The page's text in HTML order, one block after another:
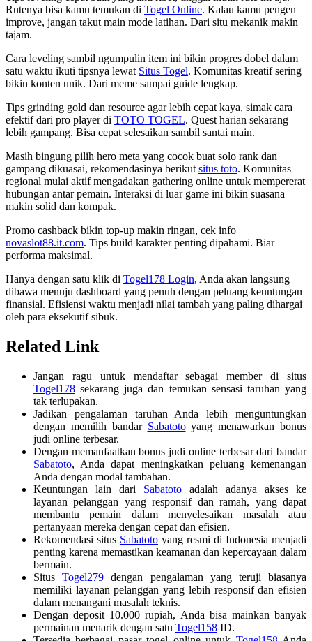
Rutenya bisa kamu temukan di Togel Online. Kalau kamu pengen
improve, jangan takut main mode latihan. Dari situ mekanik makin
tajam.
Cara leveling sambil ngumpulin item ini bikin progres dobel dalam
satu waktu ikuti tipsnya lewat Situs Togel. Komunitas kreatif sering
bikin konten unik. Dari meme sampai guide lengkap.
Tips grinding gold dan resource agar lebih cepat kaya, simak cara
efektif dari pro player di TOTO TOGEL. Quest harian sekarang
lebih gampang. Bisa cepat selesaikan sambil santai main.
Masih bingung pilih hero meta yang cocok buat solo rank dan
gampang dikuasai, rekomendasinya berikut situs toto. Komunitas
regional mulai aktif mengadakan gathering online untuk mempererat
hubungan antar pemain. Interaksi di luar game ini bikin suasana
makin solid dan kompak.
Promo cashback bikin top-up makin ringan, cek info
novaslot88.it.com. Tips build karakter penting dipahami. Biar
performa maksimal.
Hanya dengan satu klik di Togel178 Login, Anda akan langsung
dibawa menuju dashboard yang penuh dengan peluang keuntungan
finansial. Efisiensi waktu menjadi nilai tambah yang paling dihargai
oleh para eksekutif sibuk.
Related Link
Jangan ragu untuk mendaftar sebagai member di situs
Togel178 sekarang juga dan temukan sensasi taruhan yang
tak terlupakan.
Jadikan pengalaman taruhan Anda lebih menguntungkan
dengan memilih bandar Sabatotoyang menawarkan bonus
judi online terbesar.
Dengan memanfaatkan bonus judi online terbesar dari bandar
Sabatoto, Anda dapat meningkatkan peluang kemenangan
Anda dengan modal tambahan.
Keuntungan lain dari Sabatoto adalah adanya akses ke
layanan pelanggan yang responsif dan ramah, yang dapat
membantu pemain dalam menyelesaikan masalah atau
pertanyaan mereka dengan cepat dan efisien.
Rekomendasi situs Sabatoto yang resmi di Indonesia menjadi
penting karena memastikan keamanan dan kepercayaan dalam
bermain.
SitusTogel279 dengan pengalaman yang teruji biasanya
memiliki layanan pelanggan yang lebih responsif dan efisien
dalam menangani masalah teknis.
Dengan deposit 10.000 rupiah, Anda bisa mainkan banyak
permainan menarik dengan satu Togel158 ID.